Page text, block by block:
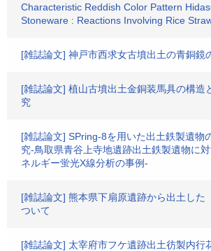
Characteristic Reddish Color Pattern
Stoneware : Reactions Involving Rice
[雑誌論文] 神戸市西求女古墳出土の青銅鏡
[雑誌論文] 植山古墳出土金銅装馬具の構造
究
[雑誌論文] SPring-8を用いた出土鉄製遺物
究-鳥取県青谷上寺地遺跡出土鉄製遺物に
ネルギー蛍光X線分析の事例-
[雑誌論文] 熊本県下扇原遺跡から出土した
ついて
[雑誌論文] 太宰府市フケ遺跡出土彷製内行